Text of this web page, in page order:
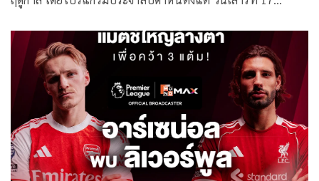
เกมสำคัญหลายคู่ นำโดยบิ๊กแมตช์ระดับโลกอย่าง แมนเชสเตอร์
ยูไนเต็ด พบ แมนเชสเตอร์ ซิตี้ พร้อมเกมลุ้นแต้มของทีมลุ้นหัว
ตารางและกลุ่มหนีตกชั้น ถ่ายทอดสดครบทุกคู่ทาง Monomax
และบางคู่รับชมได้ทาง ช่อง MONO29